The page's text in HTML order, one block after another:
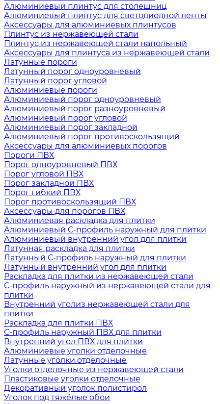
Алюминиевый плинтус для столешниц
Алюминиевый плинтус для светодиодной ленты
Аксессуары для алюминиевых плинтусов
Плинтус из нержавеющей стали
Плинтус из нержавеющей стали напольный
Аксессуары для плинтуса из нержавеющей стали
Латунные пороги
Латунный порог одноуровневый
Латунный порог угловой
Алюминиевые пороги
Алюминиевый порог одноуровневый
Алюминиевый порог разноуровневый
Алюминиевый порог угловой
Алюминиевый порог закладной
Алюминиевый порог противоскользящий
Аксессуары для алюминиевых порогов
Пороги ПВХ
Порог одноуровневый ПВХ
Порог угловой ПВХ
Порог закладной ПВХ
Порог гибкий ПВХ
Порог противоскользящий ПВХ
Аксессуары для порогов ПВХ
Алюминиевая раскладка для плитки
Алюминиевый С-профиль наружный для плитки
Алюминиевый внутренний угол для плитки
Латунная раскладка для плитки
Латунный С-профиль наружный для плитки
Латунный внутренний угол для плитки
Раскладка для плитки из нержавеющей стали
С-профиль наружный из нержавеющей стали для
плитки
Внутренний уголиз нержавеющей стали для
плитки
Раскладка для плитки ПВХ
С-профиль наружный ПВХ для плитки
Внутренний угол ПВХ для плитки
Алюминиевые уголки отделочные
Латунные уголки отделочные
Уголки отделочные из нержавеющей стали
Пластиковые уголки отделочные
Декоративный уголок полистирол
Уголок под тяжёлые обои